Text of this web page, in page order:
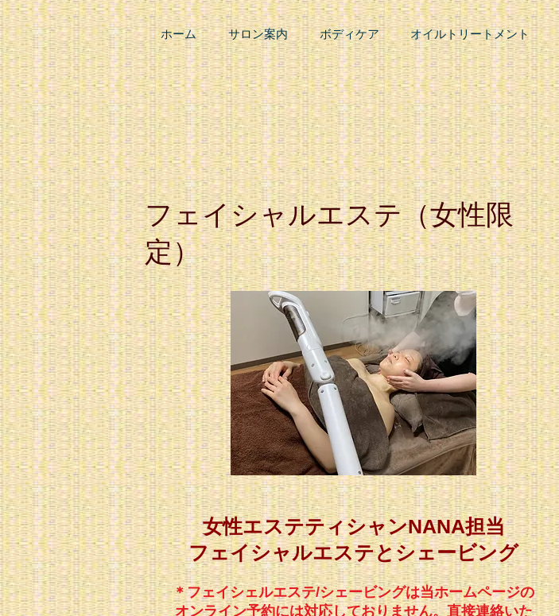
ホーム サロン案内 ボディケア オイルトリートメント
フェイシャルエステ​（女性限
定）
女性エステティシャンNANA担当
フェイシャルエステとシェービング
＊フェイシェルエステ/シェービングは当ホームページの
オンライン予約には対応しておりません。直接連絡いた